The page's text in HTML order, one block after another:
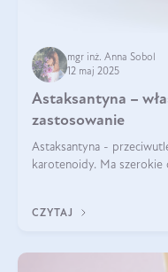
mgr inż. Anna Sobol
12 maj 2025
Astaksantyna –
zastosowanie
Astaksantyna -
karotenoidy. Ma szerokie
CZYTAJ